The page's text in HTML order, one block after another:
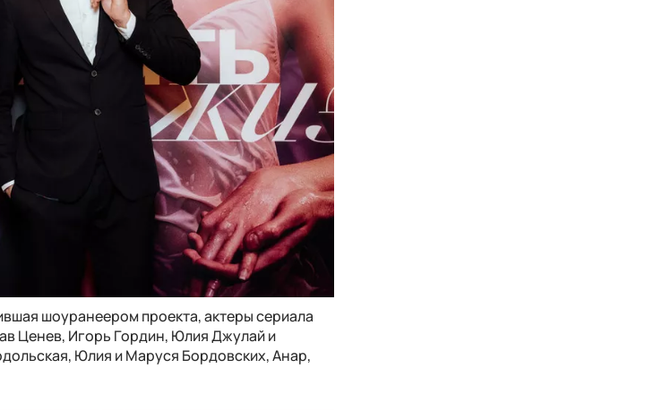
шоуранеером проекта, актеры сериала
Ценев, Игорь Гордин, Юлия Джулай и
Юлия и Маруся Бордовских, Анар,